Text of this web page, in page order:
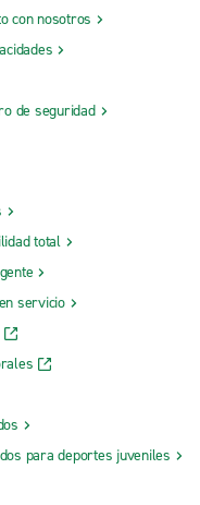
con nosotros
de seguridad
total
servicio
para deportes juveniles